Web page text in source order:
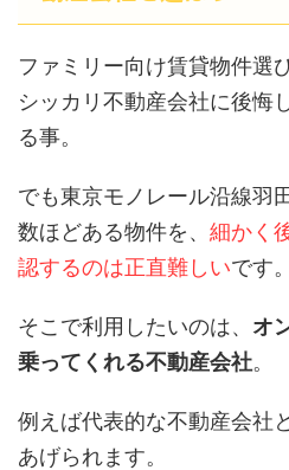
ファミリー向け賃貸物件選
シッカリ不動産会社に後悔
る事。
でも東京モノレール沿線羽
数ほどある物件を、 細かく
認するのは正直難しいです。
そこで利用したいのは、 オ
乗ってくれる不動産会社。
例えば代表的な不動産会社
あげられます。